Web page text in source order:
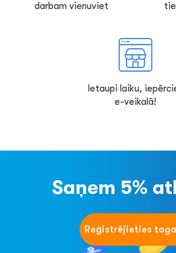
darbam vienuviet
Ietaupi laiku,
e-veikalā!
Saņem 5%
Reģistrējieties